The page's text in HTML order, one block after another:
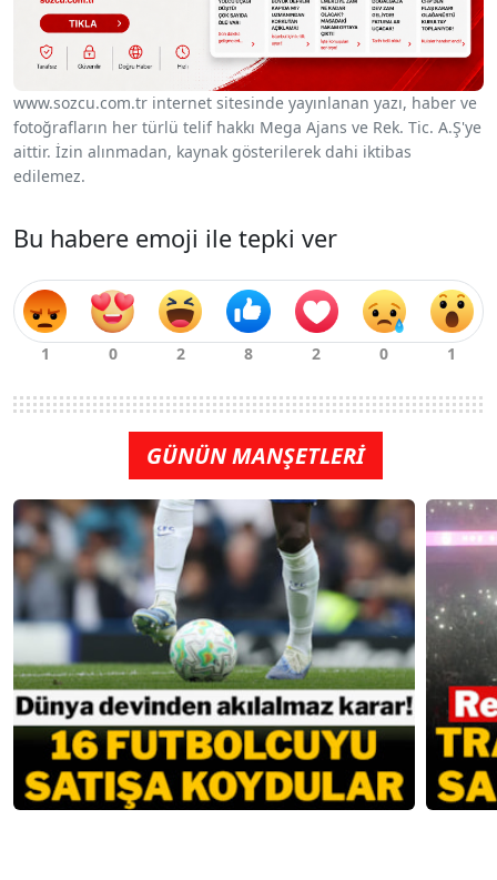
www.sozcu.com.tr internet sitesinde yayınlanan yazı, haber ve
fotoğrafların her türlü telif hakkı Mega Ajans ve Rek. Tic. A.Ş'ye
aittir. İzin alınmadan, kaynak gösterilerek dahi iktibas
edilemez.
Bu habere emoji ile tepki ver
GÜNÜN MANŞETLERİ